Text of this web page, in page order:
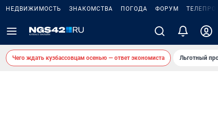
НЕДВИЖИМОСТЬ ЗНАКОМСТВА ПОГОДА ФОРУМ
Чего ждать кузбассовцам осенью — ответ экономиста Льготный